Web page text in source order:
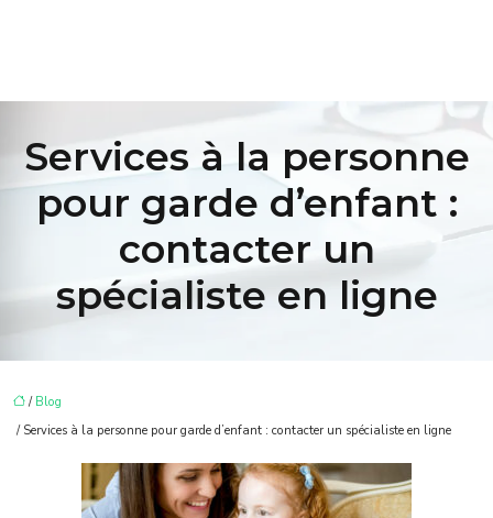
Services à la personne
pour garde d’enfant :
contacter un
spécialiste en ligne
/ Blog
/ Services à la personne pour garde d’enfant : contacter un spécialiste en ligne